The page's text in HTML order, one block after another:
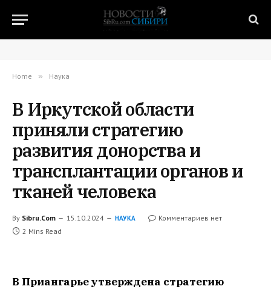
Home » Наука
В Иркутской области
приняли стратегию
развития донорства и
трансплантации органов и
тканей человека
By Sibru.Com 15.10.2024 НАУКА
Комментариев нет
2 Mins Read
В Приангарье утверждена стратегию